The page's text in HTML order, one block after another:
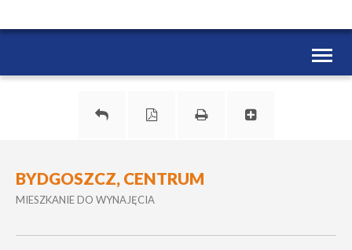
Toggle
BYDGOSZCZ, CENTRUM
MIESZKANIE DO WYNAJĘCIA